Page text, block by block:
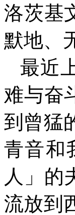
洛茨基
默地、
最近
难与奋
到曾猛
青音和
人」的
流放到